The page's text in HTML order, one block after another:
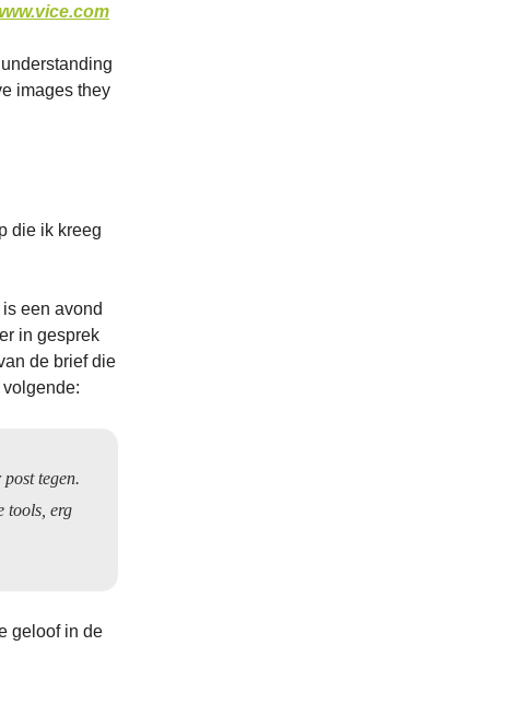
images they
die ik kreeg
een avond
in gesprek
de brief die
tegen.
tools, erg
geloof in de